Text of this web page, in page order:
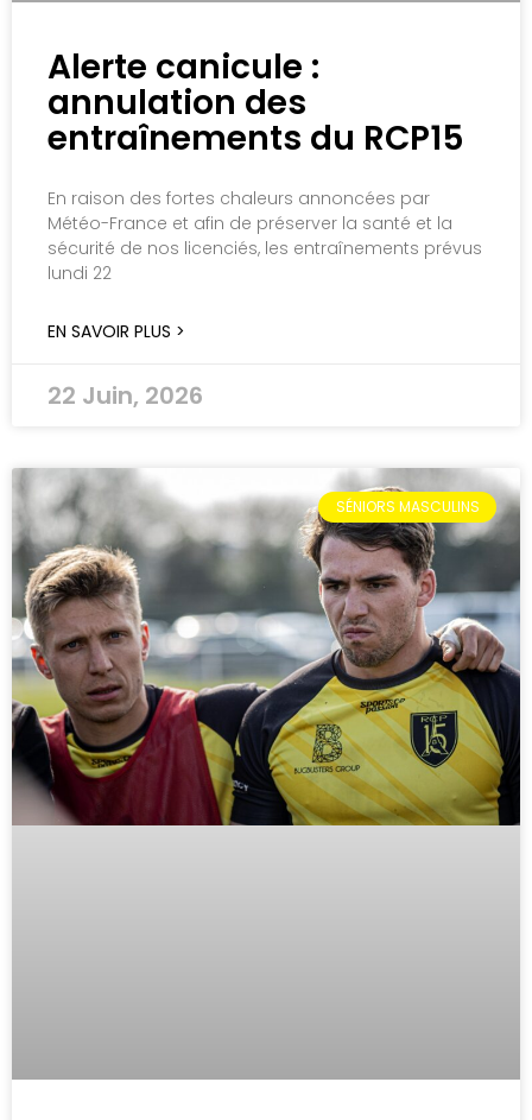
Alerte canicule :
annulation des
entraînements du RCP15
En raison des fortes chaleurs annoncées par
Météo-France et afin de préserver la santé et la
sécurité de nos licenciés, les entraînements prévus
lundi 22
EN SAVOIR PLUS >
22 Juin, 2026
SÉNIORS MASCULINS